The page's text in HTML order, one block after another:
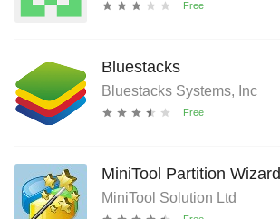
Bluestacks
Bluestacks Systems, Inc
MiniTool Partition Wizard
MiniTool Solution Ltd